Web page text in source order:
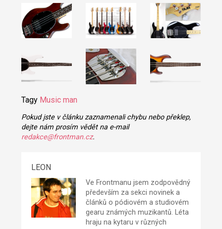
Tagy Music man
Pokud jste v článku zaznamenali chybu nebo překlep,
dejte nám prosím vědět na e-mail
redakce@frontman.cz.
LEON
Ve Frontmanu jsem zodpovědný
především za sekci novinek a
článků o pódiovém a studiovém
gearu známých muzikantů. Léta
hraju na kytaru v různých